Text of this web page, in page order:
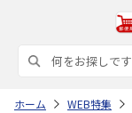
ホーム WEB特集